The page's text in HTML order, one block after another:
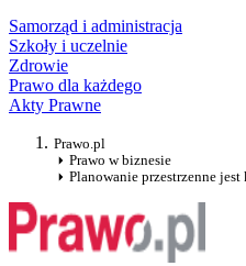
Samorząd i administracja
Szkoły i uczelnie
Zdrowie
Prawo dla każdego
Akty Prawne
Prawo.pl
Prawo w biznesie
Planowanie przestrzenne